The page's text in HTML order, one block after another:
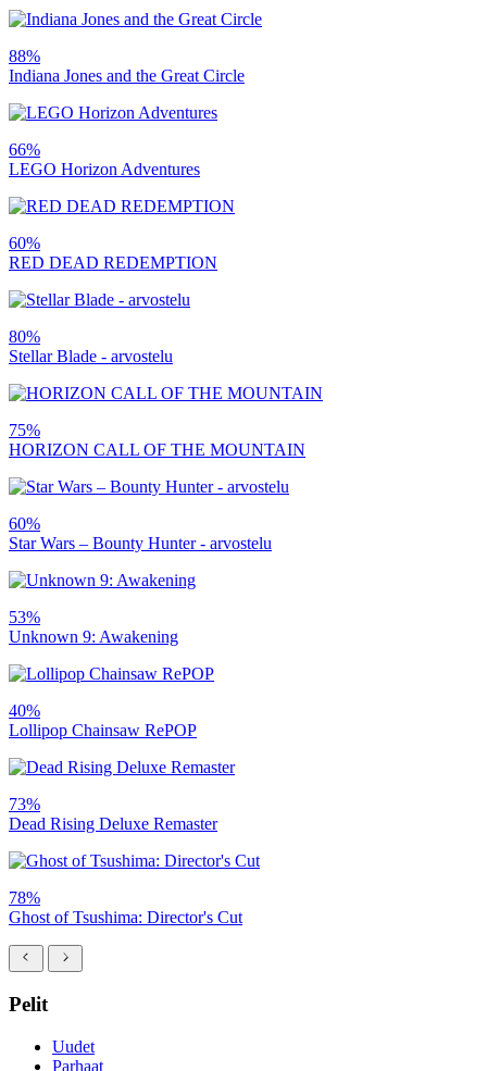
88%
Indiana Jones and the Great Circle
66%
LEGO Horizon Adventures
60%
RED DEAD REDEMPTION
80%
Stellar Blade - arvostelu
75%
HORIZON CALL OF THE MOUNTAIN
60%
Star Wars – Bounty Hunter - arvostelu
53%
Unknown 9: Awakening
40%
Lollipop Chainsaw RePOP
73%
Dead Rising Deluxe Remaster
78%
Ghost of Tsushima: Director's Cut
Pelit
Uudet
Parhaat